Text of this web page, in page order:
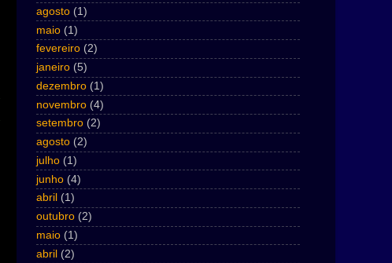
agosto (1)
maio (1)
fevereiro (2)
janeiro (5)
dezembro (1)
novembro (4)
setembro (2)
agosto (2)
julho (1)
junho (4)
abril (1)
outubro (2)
maio (1)
abril (2)